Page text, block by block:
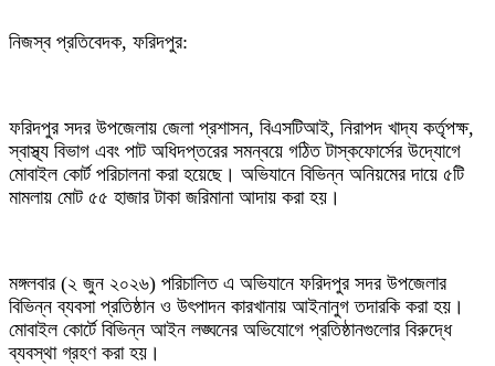
নিজস্ব প্রতিবেদক, ফরিদপুর:
ফরিদপুর সদর উপজেলায় জেলা প্রশাসন, বিএসটিআই, নিরাপদ খাদ্য কর্তৃপক্ষ,
স্বাস্থ্য বিভাগ এবং পাট অধিদপ্তরের সমন্বয়ে গঠিত টাস্কফোর্সের উদ্যোগে
মোবাইল কোর্ট পরিচালনা করা হয়েছে। অভিযানে বিভিন্ন অনিয়মের দায়ে ৫টি
মামলায় মোট ৫৫ হাজার টাকা জরিমানা আদায় করা হয়।
মঙ্গলবার (২ জুন ২০২৬) পরিচালিত এ অভিযানে ফরিদপুর সদর উপজেলার
বিভিন্ন ব্যবসা প্রতিষ্ঠান ও উৎপাদন কারখানায় আইনানুগ তদারকি করা হয়।
মোবাইল কোর্টে বিভিন্ন আইন লঙ্ঘনের অভিযোগে প্রতিষ্ঠানগুলোর বিরুদ্ধে
ব্যবস্থা গ্রহণ করা হয়।